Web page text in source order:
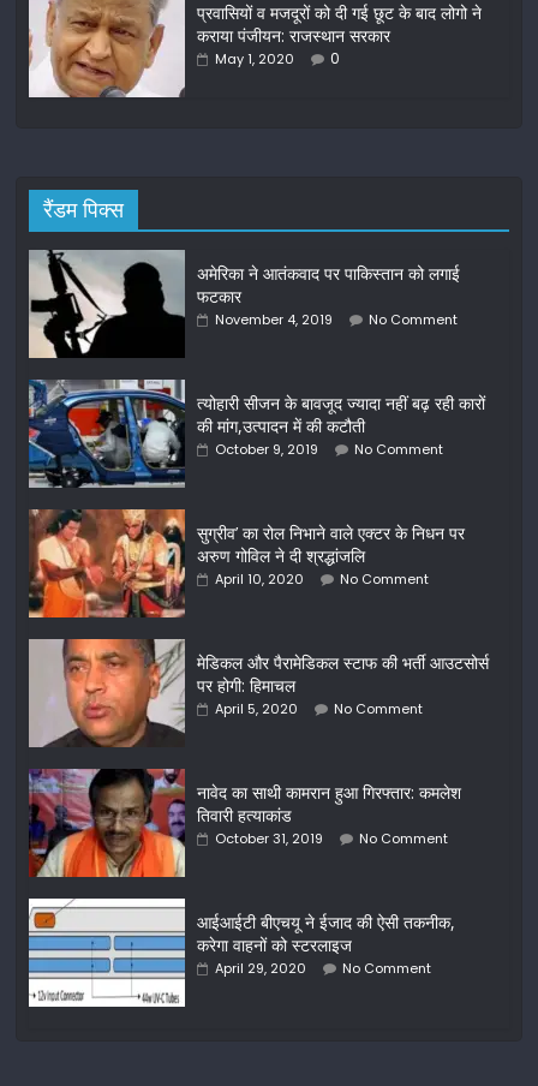
प्रवासियों व मजदूरों को दी गई छूट के बाद लोगो ने
कराया पंजीयन: राजस्थान सरकार
May 1, 2020 0
रैंडम पिक्स
अमेरिका ने आतंकवाद पर पाकिस्तान को लगाई
फटकार
November 4, 2019 No Comment
त्योहारी सीजन के बावजूद ज्यादा नहीं बढ़ रही कारों
की मांग,उत्पादन में की कटौती
October 9, 2019 No Comment
सुग्रीव’ का रोल निभाने वाले एक्टर के निधन पर
अरुण गोविल ने दी श्रद्धांजलि
April 10, 2020 No Comment
मेडिकल और पैरामेडिकल स्टाफ की भर्ती आउटसोर्स
पर होगी: हिमाचल
April 5, 2020 No Comment
नावेद का साथी कामरान हुआ गिरफ्तार: कमलेश
तिवारी हत्याकांड
October 31, 2019 No Comment
आईआईटी बीएचयू ने ईजाद की ऐसी तकनीक,
करेगा वाहनों को स्टरलाइज
April 29, 2020 No Comment